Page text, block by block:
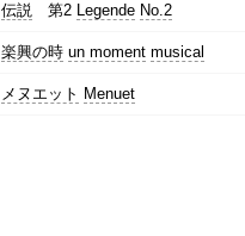
伝説第2 Legende No.2
楽興の時 un moment musical
メヌエット Menuet